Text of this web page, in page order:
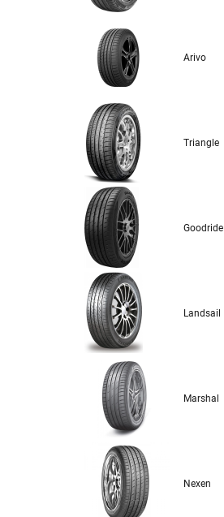
Arivo
Triangle
Goodride
Landsail
Marshal
Nexen